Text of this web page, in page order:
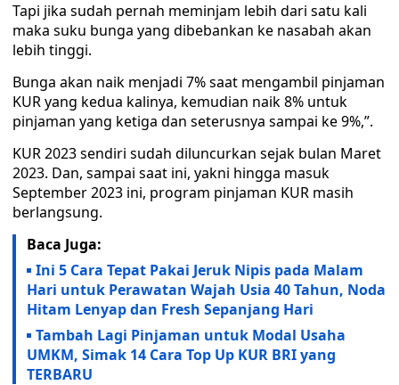
Tapi jika sudah pernah meminjam lebih dari satu kali
maka suku bunga yang dibebankan ke nasabah akan
lebih tinggi.
Bunga akan naik menjadi 7% saat mengambil pinjaman
KUR yang kedua kalinya, kemudian naik 8% untuk
pinjaman yang ketiga dan seterusnya sampai ke 9%,”.
KUR 2023 sendiri sudah diluncurkan sejak bulan Maret
2023. Dan, sampai saat ini, yakni hingga masuk
September 2023 ini, program pinjaman KUR masih
berlangsung.
Baca Juga:
Ini 5 Cara Tepat Pakai Jeruk Nipis pada Malam
Hari untuk Perawatan Wajah Usia 40 Tahun, Noda
Hitam Lenyap dan Fresh Sepanjang Hari
Tambah Lagi Pinjaman untuk Modal Usaha
UMKM, Simak 14 Cara Top Up KUR BRI yang
TERBARU